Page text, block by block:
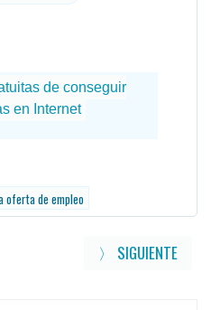
oferta de empleo
〉 SIGUIENTE